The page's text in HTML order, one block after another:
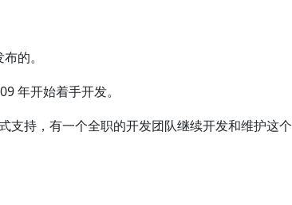
的。
年开始着手开发。
支持，有一个全职的开发团队继续开发和维护这个